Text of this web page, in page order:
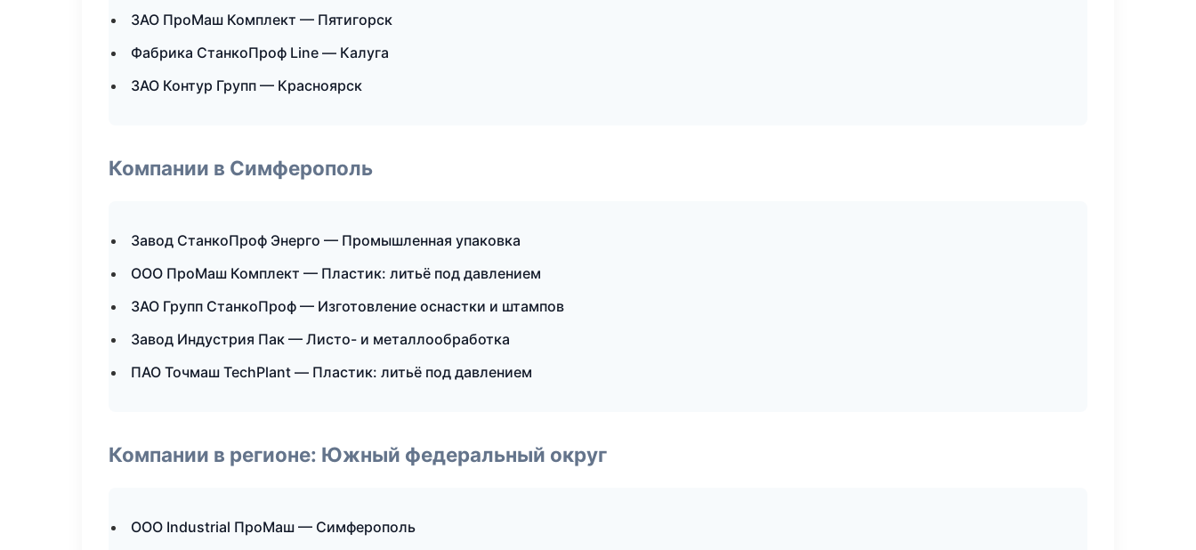
ЗАО ПроМаш Комплект — Пятигорск
Фабрика СтанкоПроф Line — Калуга
ЗАО Контур Групп — Красноярск
Компании в Симферополь
Завод СтанкоПроф Энерго — Промышленная упаковка
ООО ПроМаш Комплект — Пластик: литьё под давлением
ЗАО Групп СтанкоПроф — Изготовление оснастки и штампов
Завод Индустрия Пак — Листо- и металлообработка
ПАО Точмаш TechPlant — Пластик: литьё под давлением
Компании в регионе: Южный федеральный округ
ООО Industrial ПроМаш — Симферополь